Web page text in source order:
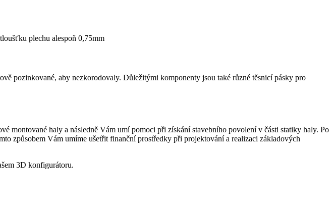
plechu alespoň 0,75mm
pozinkované, aby nezkorodovaly. Důležitými komponenty jsou také různé těsnicí pásky pro
haly a následně Vám umí pomoci při získání stavebního povolení v části statiky haly. Po
způsobem Vám umíme ušetřit finanční prostředky při projektování a realizaci základových
3D konfigurátoru.